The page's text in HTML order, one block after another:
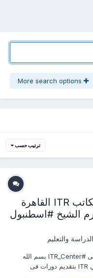
ترتيب حسب
دورات السكرتارية وإدارة المكاتب ITR القاهرة
الشيخ #اسطنبول
الدراسة والتعليم
#دورات_2023_2024 #منتجع_التدريب_الدولى #ITR_Center بسم الله
الرحمن الرحيم يتشرف منتجع التدريب الدولي ITR بتقديم دورات فى